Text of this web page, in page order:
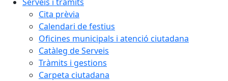
Cita prèvia
Calendari de festius
Oficines municipals i atenció ciutadana
Catàleg de Serveis
Tràmits i gestions
Carpeta ciutadana